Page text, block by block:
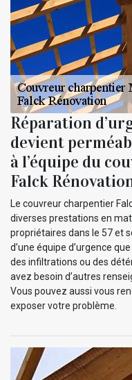
Réparation
devient
à l’équipe du
Falck
Le couvreur charpentier
diverses prestations en
propriétaires dans le 57 et
d’une équipe d’urgence
des infiltrations ou des
avez besoin d’autres
Vous pouvez aussi vous
exposer votre problème.